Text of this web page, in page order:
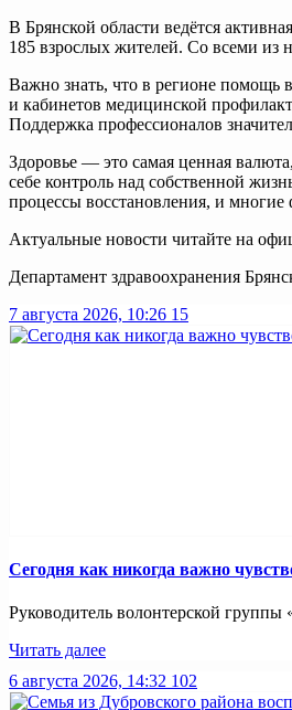
В Брянской области ведётся
185 взрослых жителей. Со всеми из
Важно знать, что в регионе помощь
и кабинетов медицинской
Поддержка профессионалов
Здоровье — это самая ценная
себе контроль над собственной
процессы восстановления, и
Актуальные новости читайте на
Департамент здравоохранения
7 августа 2026, 10:26 15
Сегодня как никогда важно
Руководитель волонтерской
Читать далее
6 августа 2026, 14:32 102